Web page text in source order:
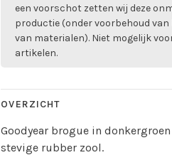
een voorschot zetten wij deze
productie (onder voorbehoud
van materialen). Niet mogelijk
artikelen.
OVERZICHT
Goodyear brogue in
stevige rubber zool.